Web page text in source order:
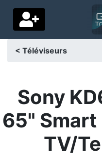
Pays de livraison
Accueil
Paramètres
< Téléviseurs
Sony
65" Smart
TV/